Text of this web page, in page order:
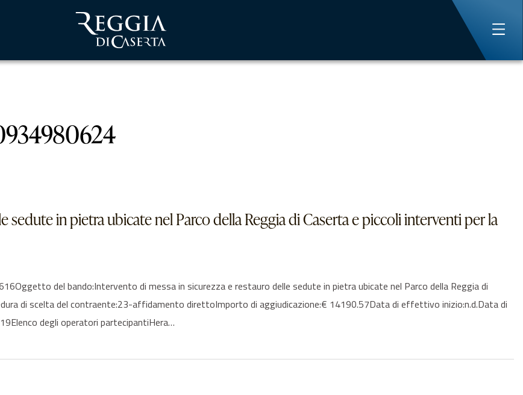
sedute in pietra ubicate nel Parco della Reggia di Caserta e piccoli interventi per la
del bando:Intervento di messa in sicurezza e restauro delle sedute in pietra ubicate nel Parco della Reggia di
di scelta del contraente:23-affidamento direttoImporto di aggiudicazione:€ 14190.57Data di effettivo inizio:n.d.Data di
degli operatori partecipantiHera…